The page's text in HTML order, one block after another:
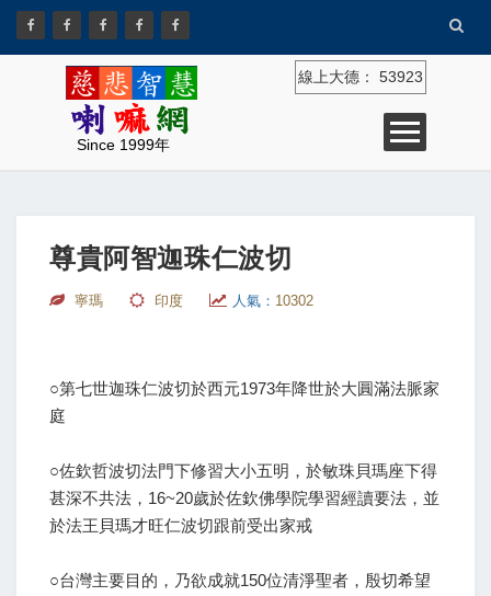
Since 1999年
線上大德： 53923
尊貴阿智迦珠仁波切
寧瑪 印度 人氣： 10302
○第七世迦珠仁波切於西元1973年降世於大圓滿法脈家
庭
○佐欽哲波切法門下修習大小五明，於敏珠貝瑪座下得
甚深不共法，16~20歲於佐欽佛學院學習經讀要法，並
於法王貝瑪才旺仁波切跟前受出家戒
○台灣主要目的，乃欲成就150位清淨聖者，殷切希望